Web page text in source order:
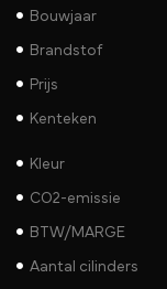
Bouwjaar
Brandstof
Prijs
Kenteken
Kleur
CO2-emissie
BTW/MARGE
Aantal cilinders